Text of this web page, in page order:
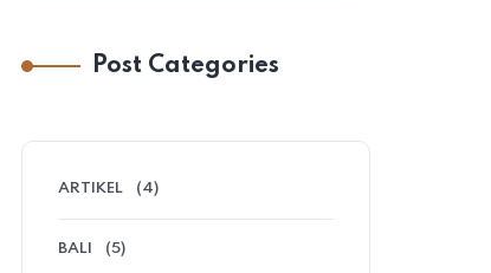
Post Categories
ARTIKEL (4)
BALI (5)